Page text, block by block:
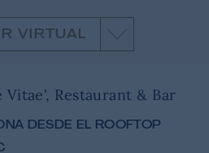
VIRTUAL
Vitae', Restaurant & Bar
DESDE EL ROOFTOP